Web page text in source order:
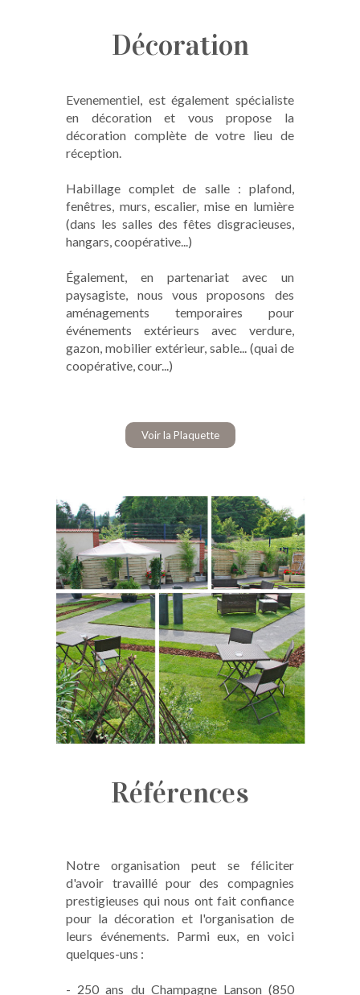
Décoration
Evenementiel, est également spécialiste
en décoration et vous propose la
décoration complète de votre lieu de
réception.
Habillage complet de salle : plafond,
fenêtres, murs, escalier, mise en lumière
(dans les salles des fêtes disgracieuses,
hangars, coopérative...)
Également, en partenariat avec un
paysagiste, nous vous proposons des
aménagements temporaires pour
événements extérieurs avec verdure,
gazon, mobilier extérieur, sable... (quai de
coopérative, cour...)
Voir la Plaquette
Références
Notre organisation peut se féliciter
d'avoir travaillé pour des compagnies
prestigieuses qui nous ont fait confiance
pour la décoration et l'organisation de
leurs événements. Parmi eux, en voici
quelques-uns :
- 250 ans du Champagne Lanson (850